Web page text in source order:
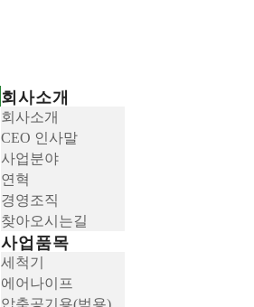
회사소개
회사소개
CEO 인사말
사업분야
연혁
경영조직
찾아오시는길
사업품목
세척기
에어나이프
압축공기용(범용)